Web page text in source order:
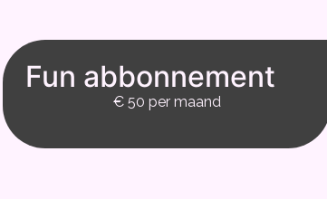
Fun abbonnement
€ 50 per maand